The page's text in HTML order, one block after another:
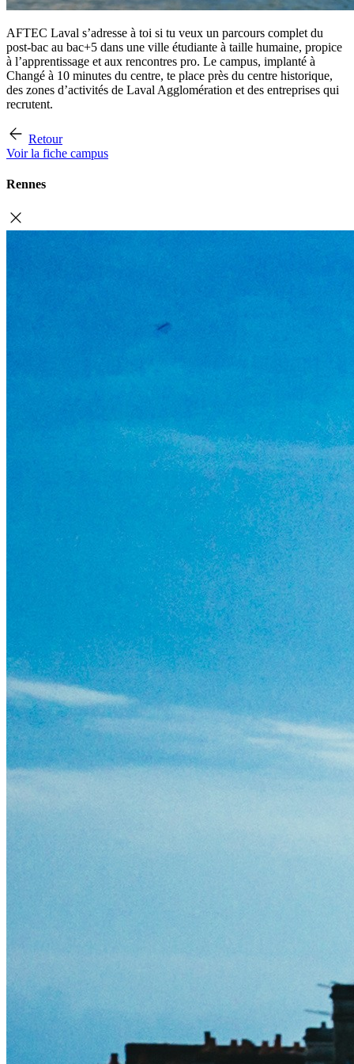
AFTEC Laval s’adresse à toi si tu veux un parcours complet du
post-bac au bac+5 dans une ville étudiante à taille humaine, propice
à l’apprentissage et aux rencontres pro. Le campus, implanté à
Changé à 10 minutes du centre, te place près du centre historique,
des zones d’activités de Laval Agglomération et des entreprises qui
recrutent.
Retour
Voir la fiche campus
Rennes